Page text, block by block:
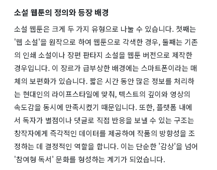
소설 웹툰의 정의와 등장 배경
소설 웹툰은 크게 두 가지 유형으로 나눌 수 있습니다. 첫째는
'웹 소설'을 원작으로 하여 웹툰으로 각색한 경우, 둘째는 기존
의 인쇄 소설이나 장편 판타지 소설을 웹툰 버전으로 제작한
경우입니다. 이 장르가 급부상한 배경에는 스마트폰이라는 매
체의 보편화가 있습니다. 짧은 시간 동안 많은 정보를 처리하
는 현대인의 라이프스타일에 맞춰, 텍스트의 깊이와 영상의
속도감을 동시에 만족시켰기 때문입니다. 또한, 플랫폼 내에
서 독자가 별점이나 댓글로 직접 반응을 보낼 수 있는 구조는
창작자에게 즉각적인 데이터를 제공하여 작품의 방향성을 조
정하는 데 결정적인 역할을 합니다. 이는 단순한 '감상'을 넘어
'참여형 독서' 문화를 형성하는 계기가 되었습니다.